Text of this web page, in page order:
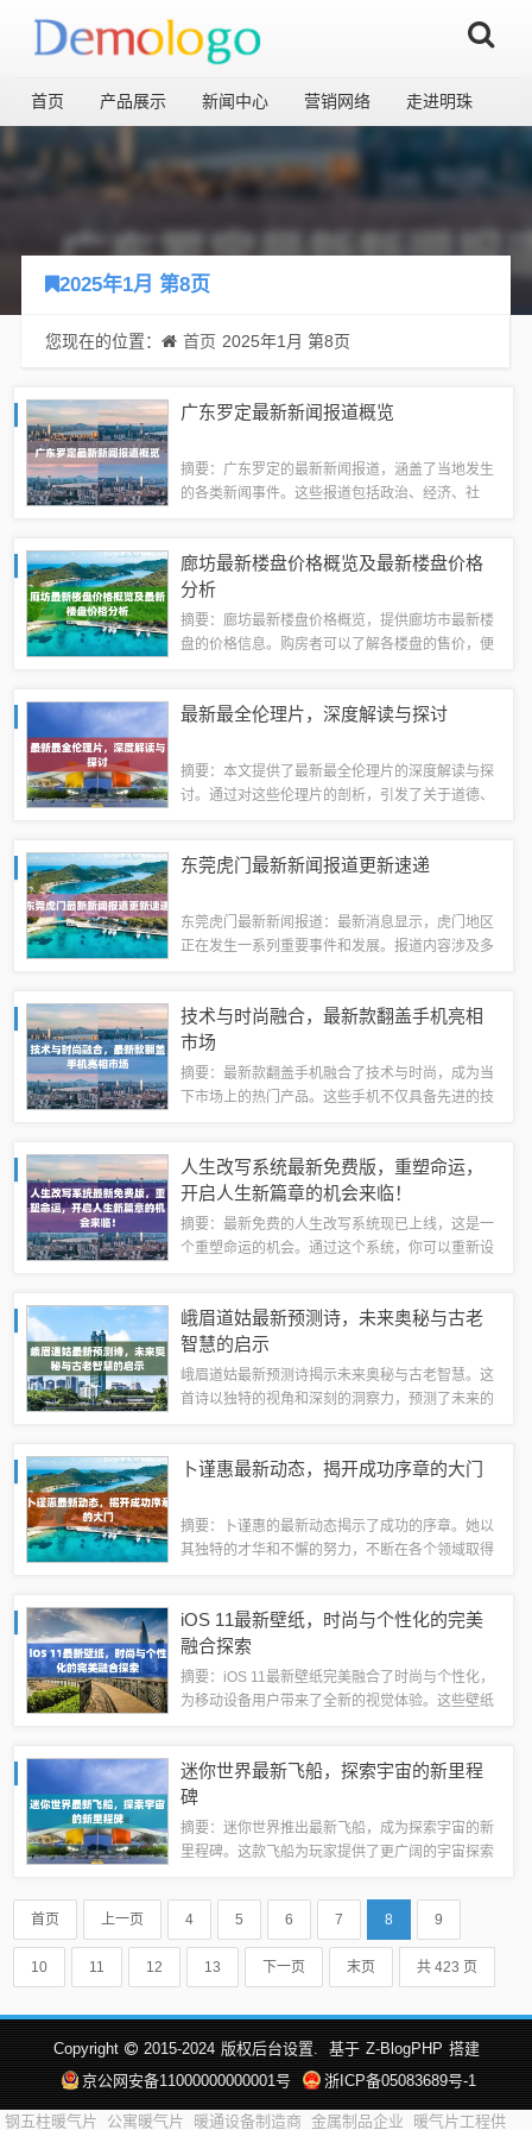
首页 产品展示 新闻中心 营销网络 走进明珠
2025年1月 第8页
您现在的位置： 首页 2025年1月 第8页
广东罗定最新新闻报道概览
摘要：广东罗定的最新新闻报道，涵盖了当地发生
的各类新闻事件。这些报道包括政治、经济、社
议题，为外界了解罗定提供了最新的信息。政治...
廊坊最新楼盘价格概览及最新楼盘价格
分析
摘要：廊坊最新楼盘价格概览，提供廊坊市最新楼
盘的价格信息。购房者可以了解各楼盘的售价，便
河北省的重要城市，近年来经济发展迅...
最新最全伦理片，深度解读与探讨
摘要：本文提供了最新最全伦理片的深度解读与探
讨。通过对这些伦理片的剖析，引发了关于道德、
探讨它们在当代社会中的意义和影响。这些伦...
东莞虎门最新新闻报道更新速递
东莞虎门最新新闻报道：最新消息显示，虎门地区
正在发生一系列重要事件和发展。报道内容涉及多
推进，取得了令人瞩目的成绩。更多详细报道...
技术与时尚融合，最新款翻盖手机亮相
市场
摘要：最新款翻盖手机融合了技术与时尚，成为当
下市场上的热门产品。这些手机不仅具备先进的技
展现了科技与设计的完美结合。本文将带您深...
人生改写系统最新免费版，重塑命运，
开启人生新篇章的机会来临！
摘要：最新免费的人生改写系统现已上线，这是一
个重塑命运的机会。通过这个系统，你可以重新设
人生篇章。不要等待机会自然降临，抓住这个...
峨眉道姑最新预测诗，未来奥秘与古老
智慧的启示
峨眉道姑最新预测诗揭示未来奥秘与古老智慧。这
首诗以独特的视角和深刻的洞察力，预测了未来的
和探索未来的可能性。摘要字数在100-2...
卜谨惠最新动态，揭开成功序章的大门
摘要：卜谨惠的最新动态揭示了成功的序章。她以
其独特的才华和不懈的努力，不断在各个领域取得
我们追求自己梦想的动力。卜谨惠的成功故事...
iOS 11最新壁纸，时尚与个性化的完美
融合探索
摘要：iOS 11最新壁纸完美融合了时尚与个性化，
为移动设备用户带来了全新的视觉体验。这些壁纸
纸，都展现了出色的创意和设计，让iO...
迷你世界最新飞船，探索宇宙的新里程
碑
摘要：迷你世界推出最新飞船，成为探索宇宙的新
里程碑。这款飞船为玩家提供了更广阔的宇宙探索
最新科技玩具将带来全新的冒险和挑战，让玩家在
迷你世界中畅享宇宙探索的乐趣。#迷你世界...
首页 上一页 4 5 6 7 8 9
10 11 12 13 下一页 末页 共 423 页
Copyright 2015-2024 版权后台设置. 基于 Z-BlogPHP 搭建
京公网安备11000000000001号
浙ICP备05083689号-1
钢五柱暖气片 公寓暖气片 暖通设备制造商 金属制品企业 暖气片工程供